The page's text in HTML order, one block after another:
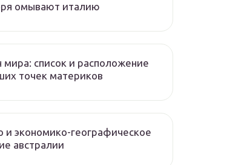
омывают италию
мира: список и расположение
точек материков
и экономико-географическое
австралии